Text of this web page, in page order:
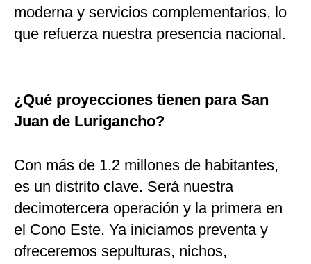
moderna y servicios complementarios, lo
que refuerza nuestra presencia nacional.
¿Qué proyecciones tienen para San
Juan de Lurigancho?
Con más de 1.2 millones de habitantes,
es un distrito clave. Será nuestra
decimotercera operación y la primera en
el Cono Este. Ya iniciamos preventa y
ofreceremos sepulturas, nichos,